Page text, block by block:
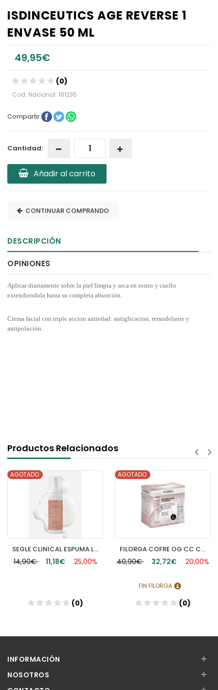
ISDINCEUTICS AGE REVERSE 1
ENVASE 50 ML
49,95€
(0)
Cod. Nacional: 181235
Compartir
Cantidad:
Añadir al carrito
CONTINUAR COMPRANDO
DESCRIPCIÓN
OPINIONES
Aplicar diariamente sobre la piel limpia y seca en rostro y cuello
extendiendola hasta su completa absorción.
Crema facial con triple accion antiedad: antiglicacion, remodelante y
antipolución.
Productos Relacionados
SEGLE CLINICAL ESPUMA LIMPIADORA 1 ENVASE 150 ML
14,90€ 11,18€
AGOTADO
25,00%
(0)
FILORGA COFRE OG CC CREAM
40,90€ 32,72€
AGOTADO
20,00%
FIN FILORGA
(0)
INFORMACIÓN +
NOSOTROS +